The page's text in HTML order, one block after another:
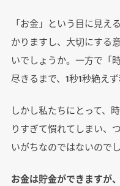
「お金」という目に見え
かりますし、大切にする
いでしょうか。一方で「
尽きるまで、1秒1秒絶え
しかし私たちにとって、
りすぎて慣れてしまい、
いがちなのではないのでし
お金は貯金ができますが